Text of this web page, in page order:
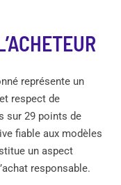
représente un
respect de
sur 29 points de
fiable aux modèles
un aspect
responsable.